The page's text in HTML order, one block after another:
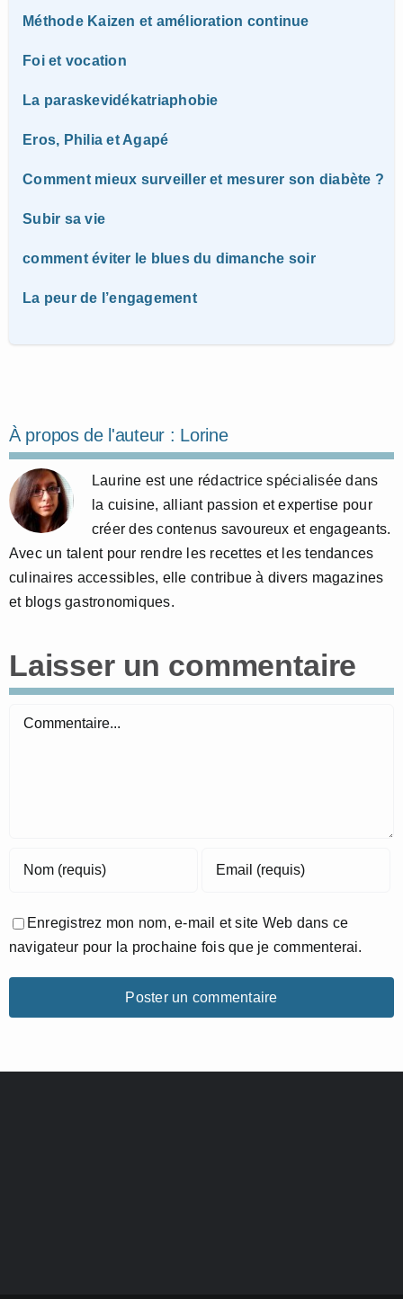
Méthode Kaizen et amélioration continue
Foi et vocation
La paraskevidékatriaphobie
Eros, Philia et Agapé
Comment mieux surveiller et mesurer son diabète ?
Subir sa vie
comment éviter le blues du dimanche soir
La peur de l’engagement
À propos de l'auteur : Lorine
Laurine est une rédactrice spécialisée dans
la cuisine, alliant passion et expertise pour
créer des contenus savoureux et engageants.
Avec un talent pour rendre les recettes et les tendances
culinaires accessibles, elle contribue à divers magazines
et blogs gastronomiques.
Laisser un commentaire
Commentaire
Enregistrez mon nom, e-mail et site Web dans ce
navigateur pour la prochaine fois que je commenterai.